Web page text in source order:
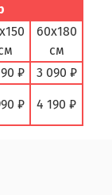
60х180
см
₽
3 090 ₽
₽ 4 190 ₽